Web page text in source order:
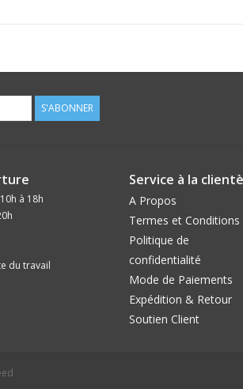
S'ABONNER
à 18h
du travail
Service à la
A Propos
Termes et Conditions
Politique de
confidentialité
Mode de Paiements
Expédition & Retour
Soutien Client